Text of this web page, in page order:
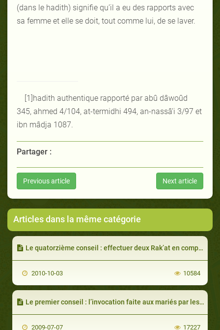
(dans le hadith) signifie qu’il a eu des rapports avec
sa femme et elle se doit, tout comme lui, de se laver.
[1]hadith authentique rapporté par abû dâwoûd
345, ahmed 4/104, at-termidhi 494, an-nassâ’i 3/97 et
ibn mâdja 1087.
Partager :
Previous article Next article
Articles dans la même catégorie
Le quatorzième conseil : effectuer deux Rak’at en compagnie de l’épouse
2010-10-03 10584
Le premier conseil : l’invocation faite aux mariés par les invités
2009-07-07 17227